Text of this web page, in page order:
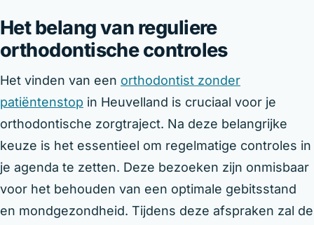
Het belang van reguliere
orthodontische controles
Het vinden van een orthodontist zonder
patiëntenstop in Heuvelland is cruciaal voor je
orthodontische zorgtraject. Na deze belangrijke
keuze is het essentieel om regelmatige controles in
je agenda te zetten. Deze bezoeken zijn onmisbaar
voor het behouden van een optimale gebitsstand
en mondgezondheid. Tijdens deze afspraken zal de